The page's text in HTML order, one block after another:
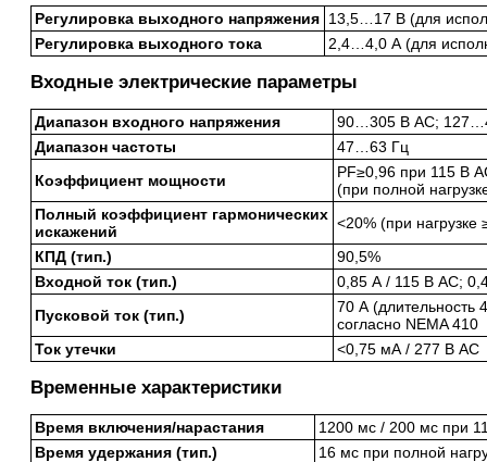
Регулировка выходного напряжения 13,5…17 В (для
Регулировка выходного тока
2,4…4,0 А (для
Входные электрические параметры
Диапазон входного напряжения
90…305 В AC;
Диапазон частоты
47…63 Гц
Коэффициент мощности
PF≥0,96 при 115 В
(при полной
Полный коэффициент гармонических
искажений
<20% (при
КПД (тип.)
90,5%
Входной ток (тип.)
0,85 А / 115 В AC;
Пусковой ток (тип.)
70 А (длительность
согласно NEMA 410
Ток утечки
<0,75 мА / 277 В AC
Временные характеристики
Время включения/нарастания
1200 мс / 200 мс при
Время удержания (тип.)
16 мс при полной